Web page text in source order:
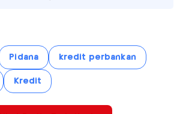
Pidana kredit perbankan
Kredit